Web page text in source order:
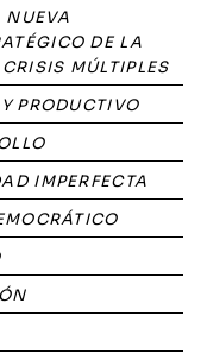
DE LA
MÚLTIPLES
PRODUCTIVO
IMPERFECTA